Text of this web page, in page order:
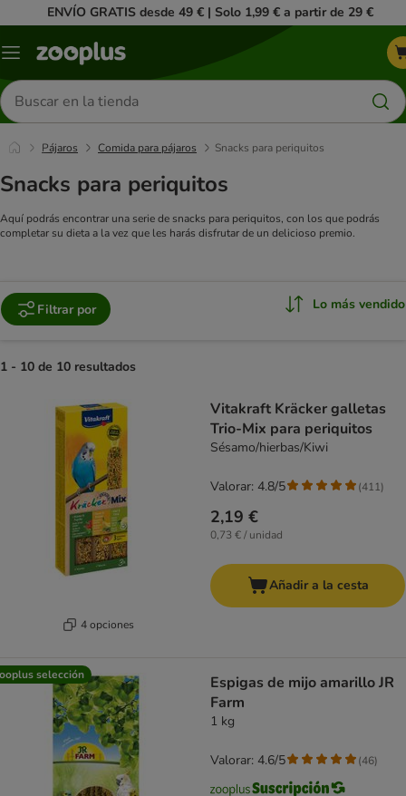
ENVÍO GRATIS desde 49 € | Solo 1,99 € a partir de 29 €
Menú
Buscar
productos
Pájaros Comida para pájaros Snacks para periquitos
Snacks para periquitos
Aquí podrás encontrar una serie de snacks para periquitos, con los que podrás
completar su dieta a la vez que les harás disfrutar de un delicioso premio.
Filtrar por Lo más vendido
1 - 10 de 10 resultados
4 opciones
Vitakraft Kräcker galletas
Trio-Mix para periquitos
Sésamo/hierbas/Kiwi
2,19 €
0,73 € / unidad
Valorar: 4.8/5 (411)
Añadir a la cesta
selección
Espigas de mijo amarillo JR
Farm
1 kg
Valorar: 4.6/5 (46)